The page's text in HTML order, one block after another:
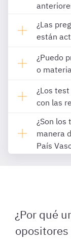
¿Las
están
¿Puedo
o
¿Los
con las
¿Son los
manera
País
¿Por qué